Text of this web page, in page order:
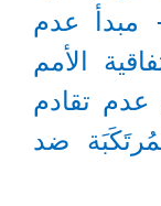
مبدأ عدم
الأمم
بشأن عدم تقادم
ضد